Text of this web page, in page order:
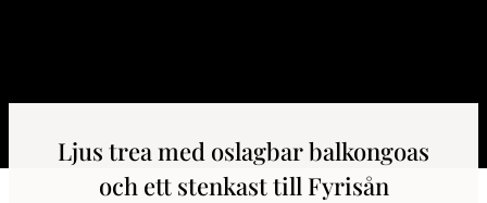
Ljus trea med oslagbar balkongoas
och ett stenkast till Fyrisån